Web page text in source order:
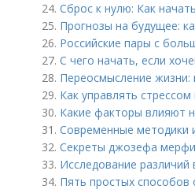
24. Сброс к нулю: Как
25. Прогнозы на будущее:
26. Российские пары с
27. С чего начать, если
28. Переосмысление жизни:
29. Как управлять
30. Какие факторы влияют
31. Современные методики
32. Секреты джозефа
33. Исследование
34. Пять простых